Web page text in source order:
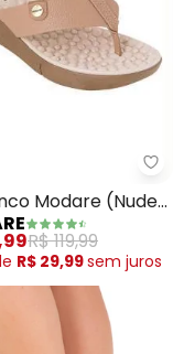
Modare
Modare (Nude)
R$ 119,99
R$ 29,99sem juros